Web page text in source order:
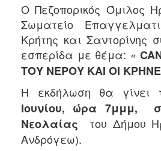
2019
2018
2017
2016
2015
2012
2011
Ο Πεζοπορικός Όμιλος
Σωματείο
Κρήτης και Σαντορίνης
εσπερίδα με θέμα: «
ΤΟΥ ΝΕΡΟΥ ΚΑΙ ΟΙ
Η εκδήλωση θα γίνει
Ιουνίου, ώρα 7μμμ,
Νεολαίας του Δήμου
Ανδρόγεω).